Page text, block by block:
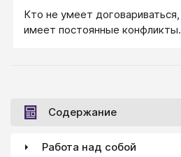
Кто не умеет
имеет постоянные конфликты.
Содержание
Работа над собой